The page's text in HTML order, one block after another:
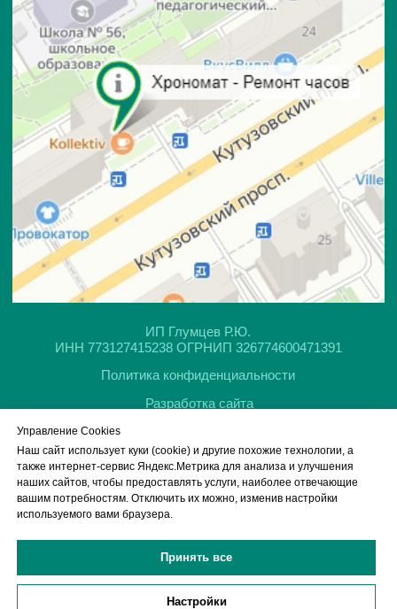
Обращаем ваше внимание на то, что данный интернет-сайт, а также
исключительно информационный характер и ни при каких условиях не
является публичной офертой, определяемой положениями Статьи
Управление Cookies
Наш сайт использует куки (cookie) и другие похожие технологии, а
также интернет-сервис Яндекс.Метрика для анализа и улучшения
наших сайтов, чтобы предоставлять услуги, наиболее отвечающие
вашим потребностям. Отключить их можно, изменив настройки
используемого вами браузера.
Принять все
Настройки